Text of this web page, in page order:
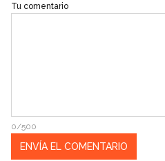
Tu comentario
0/500